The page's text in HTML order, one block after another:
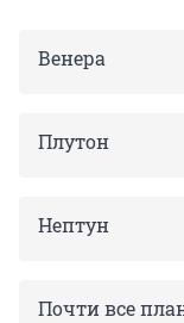
Венера
Плутон
Нептун
Почти все